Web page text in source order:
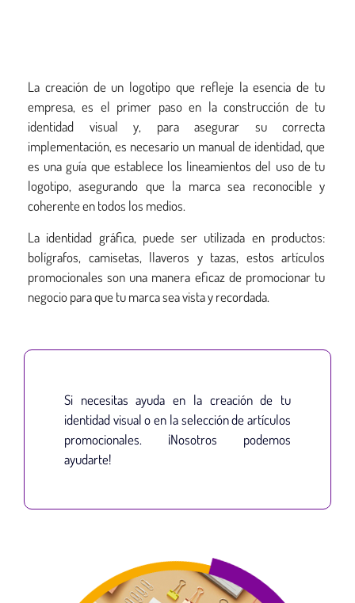
La creación de un logotipo que refleje la esencia de tu
empresa, es el primer paso en la construcción de tu
identidad visual y, para asegurar su correcta
implementación, es necesario un manual de identidad, que
es una guía que establece los lineamientos del uso de tu
logotipo, asegurando que la marca sea reconocible y
coherente en todos los medios.
La identidad gráfica, puede ser utilizada en productos:
bolígrafos, camisetas, llaveros y tazas, estos artículos
promocionales son una manera eficaz de promocionar tu
negocio para que tu marca sea vista y recordada.
Si necesitas ayuda en la creación de tu
identidad visual o en la selección de artículos
promocionales. ¡Nosotros podemos
ayudarte!